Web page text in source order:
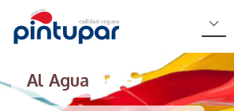
Al Agua